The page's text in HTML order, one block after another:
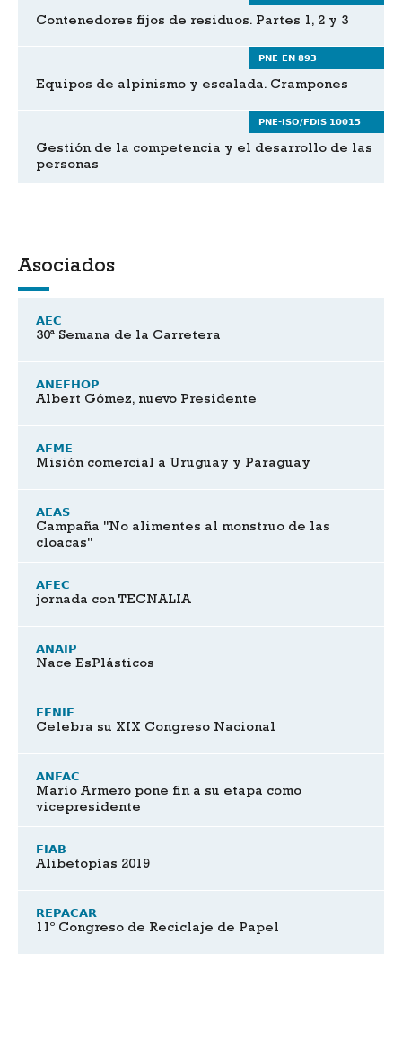
Contenedores fijos de residuos. Partes 1, 2 y 3
PNE-EN 893
Equipos de alpinismo y escalada. Crampones
PNE-ISO/FDIS 10015
Gestión de la competencia y el desarrollo de las
personas
Asociados
AEC
30ª Semana de la Carretera
ANEFHOP
Albert Gómez, nuevo Presidente
AFME
Misión comercial a Uruguay y Paraguay
AEAS
Campaña "No alimentes al monstruo de las
cloacas"
AFEC
jornada con TECNALIA
ANAIP
Nace EsPlásticos
FENIE
Celebra su XIX Congreso Nacional
ANFAC
Mario Armero pone fin a su etapa como
vicepresidente
FIAB
Alibetopías 2019
REPACAR
11º Congreso de Reciclaje de Papel